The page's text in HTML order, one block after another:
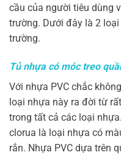
cầu của người tiêu dùng
trường. Dưới đây là 2
trường.
Tủ nhựa có móc treo
Với nhựa PVC chắc
loại nhựa này ra đời từ
trong tất cả các loại
clorua là loại nhựa có
rắn. Nhựa PVC dựa trên